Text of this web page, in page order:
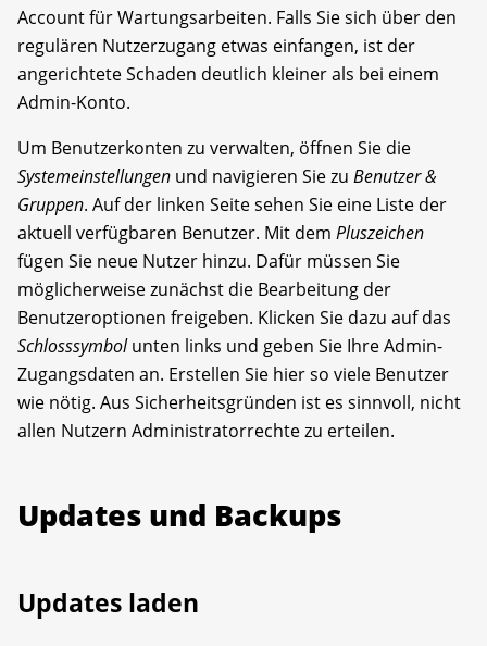
Account für Wartungsarbeiten. Falls Sie sich über den
regulären Nutzerzugang etwas einfangen, ist der
angerichtete Schaden deutlich kleiner als bei einem
Admin-Konto.
Um Benutzerkonten zu verwalten, öffnen Sie die
Systemeinstellungen und navigieren Sie zu Benutzer &
Gruppen. Auf der linken Seite sehen Sie eine Liste der
aktuell verfügbaren Benutzer. Mit dem Pluszeichen
fügen Sie neue Nutzer hinzu. Dafür müssen Sie
möglicherweise zunächst die Bearbeitung der
Benutzer­optionen freigeben. Klicken Sie dazu auf das
Schlosssymbolunten links und geben Sie Ihre Admin-
Zugangsdaten an. Erstellen Sie hier so viele Benutzer
wie nötig. Aus Sicherheitsgründen ist es sinnvoll, nicht
allen Nutzern Administratorrechte zu erteilen.
Updates und Backups
Updates laden